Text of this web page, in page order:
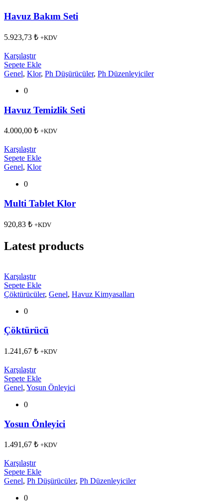
Havuz Bakım Seti
5.923,73 ₺ +KDV
Karşılaştır
Sepete Ekle
Genel, Klor, Ph Düşürücüler, Ph Düzenleyiciler
0
Havuz Temizlik Seti
4.000,00 ₺ +KDV
Karşılaştır
Sepete Ekle
Genel, Klor
0
Multi Tablet Klor
920,83 ₺ +KDV
Latest products
Karşılaştır
Sepete Ekle
Çöktürücüler, Genel, Havuz Kimyasalları
0
Çöktürücü
1.241,67 ₺ +KDV
Karşılaştır
Sepete Ekle
Genel, Yosun Önleyici
0
Yosun Önleyici
1.491,67 ₺ +KDV
Karşılaştır
Sepete Ekle
Genel, Ph Düşürücüler, Ph Düzenleyiciler
0